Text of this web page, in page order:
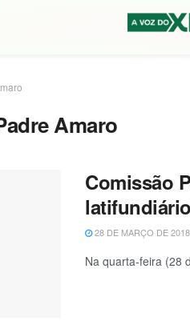
Amaro
Comissão
28 DE MARÇO DE 2018
Na quarta-feira (28